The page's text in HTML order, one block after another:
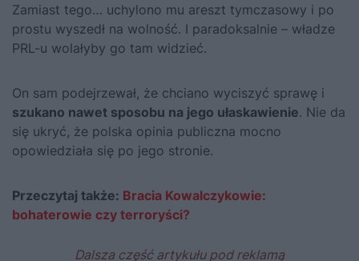
Zamiast tego… uchylono mu areszt tymczasowy i po
prostu wyszedł na wolność. I paradoksalnie – władze
PRL-u wolałyby go tam widzieć.
On sam podejrzewał, że chciano wyciszyć sprawę i
szukano nawet sposobu na jego ułaskawienie. Nie da
się ukryć, że polska opinia publiczna mocno
opowiedziała się po jego stronie.
Przeczytaj także: Bracia Kowalczykowie:
bohaterowie czy terroryści?